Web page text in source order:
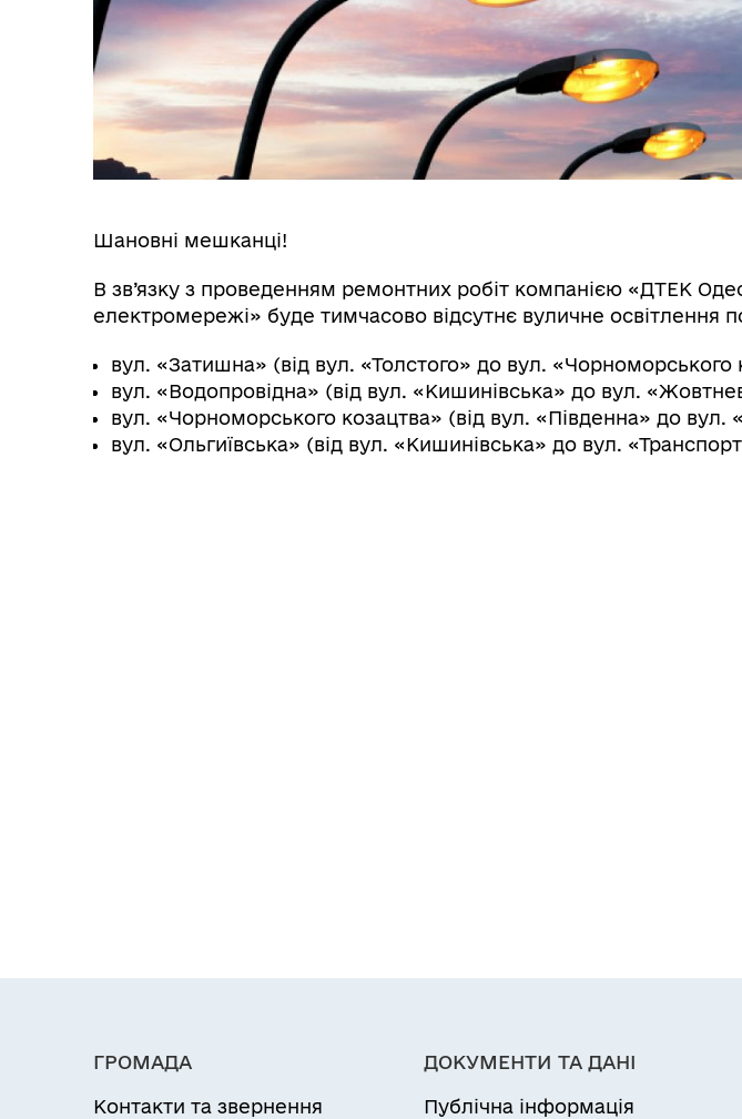
Графіки прийому громадян
Колегіальні органи (ради,
робочі групи, комісії)
Інформаційна безпека та
Радіаційний фон
Шановні мешканці!
В зв’язку з проведенням ремонтних робіт компанією «ДТЕК
електромережі» буде тимчасово відсутнє вуличне освітлення
вул. «Затишна» (від вул. «Толстого» до вул. «Чорноморського
вул. «Водопровідна» (від вул. «Кишинівська» до вул.
вул. «Чорноморського козацтва» (від вул. «Південна» до вул.
вул. «Ольгиївська» (від вул. «Кишинівська» до вул.
ГРОМАДА
Контакти та звернення
ДОКУМЕНТИ ТА ДАНІ
Публічна інформація